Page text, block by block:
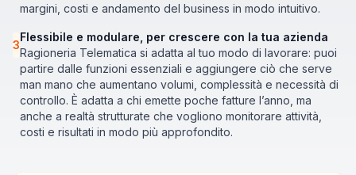
margini, costi e andamento del business in modo intuitivo.
3
Flessibile e modulare, per crescere con la tua azienda
Ragioneria Telematica si adatta al tuo modo di lavorare: puoi
partire dalle funzioni essenziali e aggiungere ciò che serve
man mano che aumentano volumi, complessità e necessità di
controllo. È adatta a chi emette poche fatture l’anno, ma
anche a realtà strutturate che vogliono monitorare attività,
costi e risultati in modo più approfondito.